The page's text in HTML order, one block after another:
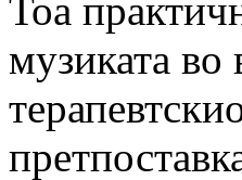
Тоа
музиката во